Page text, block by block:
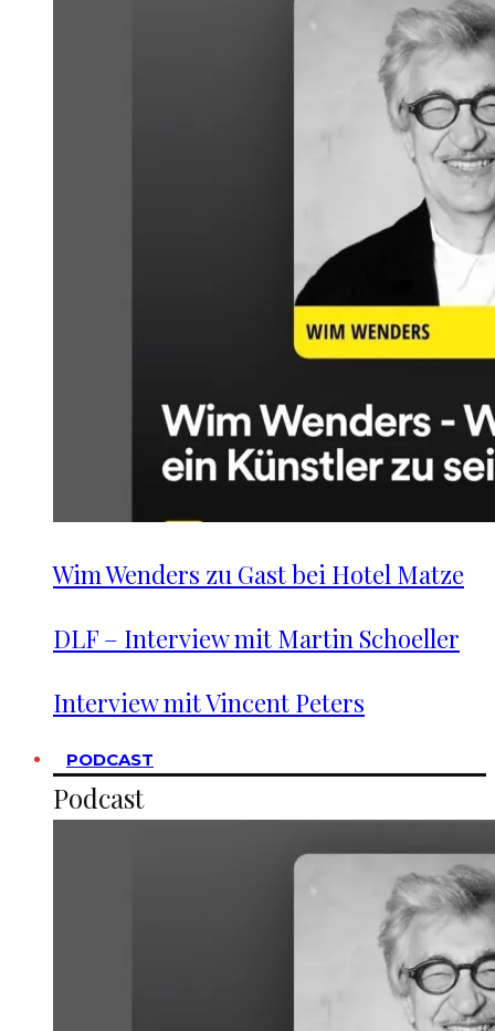
Wim Wenders zu Gast bei Hotel Matze
DLF – Interview mit Martin Schoeller
Interview mit Vincent Peters
PODCAST
Podcast